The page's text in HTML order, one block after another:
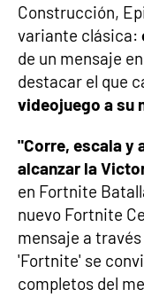
Construcción,
variante clásica:
de un mensaje
destacar el que
videojuego a su
"Corre, escala y
alcanzar la
en Fortnite
nuevo Fortnite
mensaje a
'Fortnite' se
completos del